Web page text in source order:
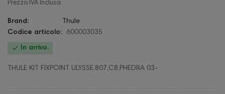
Prezzo IVA Inclusa
Brand:
Thule
Codice articolo:
600003035
 In arrivo.
THULE KIT FIXPOINT ULYSSE,807,C8,PHEDRA 03-